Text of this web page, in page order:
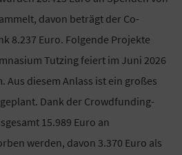
davon beträgt der Co-
8.237 Euro. Folgende Projekte
Tutzing feiert im Juni 2026
Aus diesem Anlass ist ein großes
Dank der Crowdfunding-
15.989 Euro an
werden, davon 3.370 Euro als